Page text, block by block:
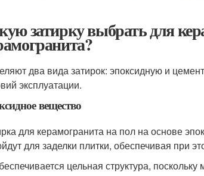
затирку выбрать для
два вида затирок: эпоксидную и
эксплуатации.
вещество
для керамогранита на пол на основе
для заделки плитки, обеспечивая при
цельная структура,